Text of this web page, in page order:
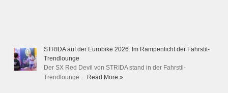
STRIDA auf der Eurobike 2026: Im Rampenlicht der Fahrstil-
Trendlounge
Der SX Red Devil von STRIDA stand in der Fahrstil-
Trendlounge … Read More »